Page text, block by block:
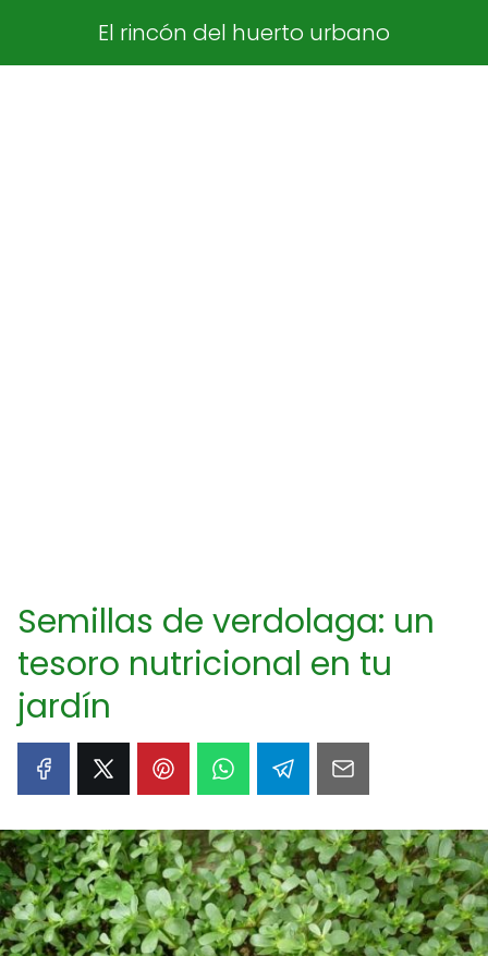
El rincón del huerto urbano
Semillas de verdolaga: un
tesoro nutricional en tu
jardín